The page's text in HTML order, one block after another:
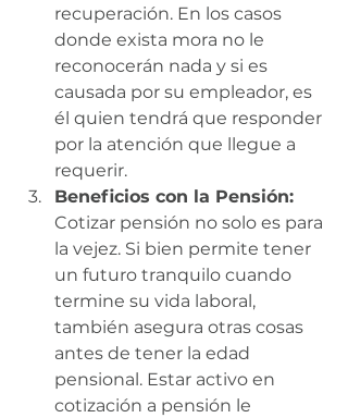
recuperación. En los casos
donde exista mora no le
reconocerán nada y si es
causada por su empleador, es
él quien tendrá que responder
por la atención que llegue a
requerir.
Beneficios con la Pensión:
Cotizar pensión no solo es para
la vejez. Si bien permite tener
un futuro tranquilo cuando
termine su vida laboral,
también asegura otras cosas
antes de tener la edad
pensional. Estar activo en
cotización a pensión le